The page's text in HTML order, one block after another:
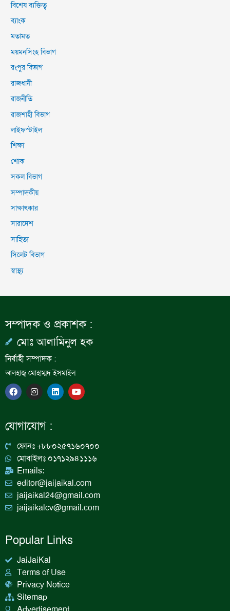
বিশেষ ব্যক্তিত্ব
ব্যাংক
মতামত
ময়মনসিংহ বিভাগ
রংপুর বিভাগ
রাজধানী
রাজনীতি
রাজশাহী বিভাগ
লাইফস্টাইল
শিক্ষা
শোক
সকল বিভাগ
সম্পাদকীয়
সাক্ষাৎকার
সারাদেশ
সাহিত্য
সিলেট বিভাগ
স্বাস্থ্য
সম্পাদক ও প্রকাশক :
মোঃ আলামিনুল হক
নির্বাহী সম্পাদক :
আলহাজ্ব মোহাম্মদ ইসমাইল
F
a
c
b
o
I
n
s
a
g
a
m
L
i
n
n
Y
o
u
যোগাযোগ :
ফোনঃ +৮৮০২৫৭১৬০৭০০
মোবাইলঃ ০১৭১২৯৪১১১৬
Emails:
editor@jaijaikal.com
jaijaikal24@gmail.com
jaijaikalcv@gmail.com
Popular Links
JaiJaiKal
Terms of Use
Privacy Notice
Sitemap